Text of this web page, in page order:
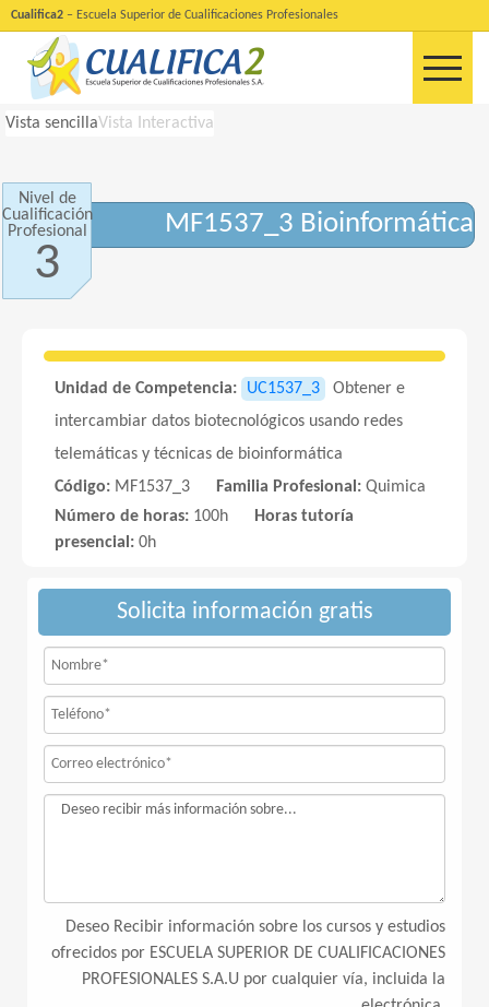
Cualifica2 – Escuela Superior de Cualificaciones Profesionales
Vista sencillaVista Interactiva
Nivel de
Cualificación
Profesional
3
MF1537_3 Bioinformática
Unidad de Competencia: UC1537_3
Obtener e
intercambiar datos biotecnológicos usando redes
telemáticas y técnicas de bioinformática
Código: MF1537_3 Familia Profesional: Quimica
Número de horas: 100h
Horas tutoría
presencial: 0h
Solicita información gratis
Deseo Recibir información sobre los cursos y estudios
ofrecidos por ESCUELA SUPERIOR DE CUALIFICACIONES
PROFESIONALES S.A.U por cualquier vía, incluida la